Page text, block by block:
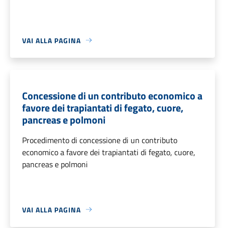
VAI ALLA PAGINA
Concessione di un contributo economico a
favore dei trapiantati di fegato, cuore,
pancreas e polmoni
Procedimento di concessione di un contributo
economico a favore dei trapiantati di fegato, cuore,
pancreas e polmoni
VAI ALLA PAGINA